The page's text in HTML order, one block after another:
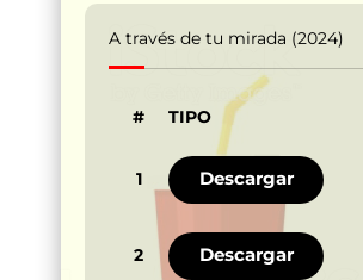
A través de tu mirada (2024)
# TIPO
1 Descargar
2 Descargar